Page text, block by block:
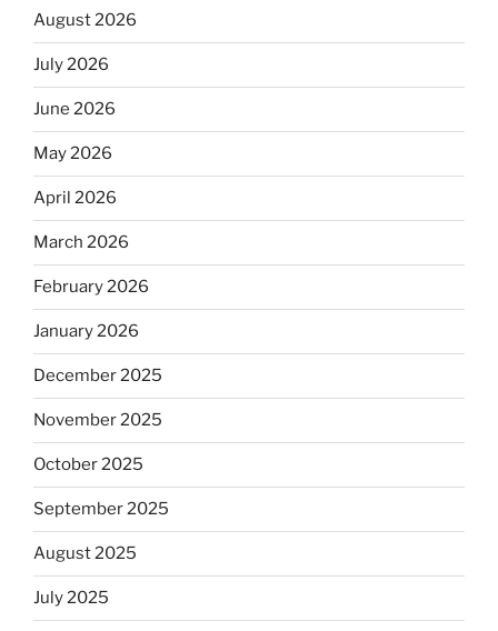
August 2026
July 2026
June 2026
May 2026
April 2026
March 2026
February 2026
January 2026
December 2025
November 2025
October 2025
September 2025
August 2025
July 2025